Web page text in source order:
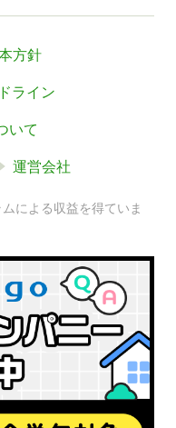
方針
ライン
いて
運営会社
による収益を得ていま